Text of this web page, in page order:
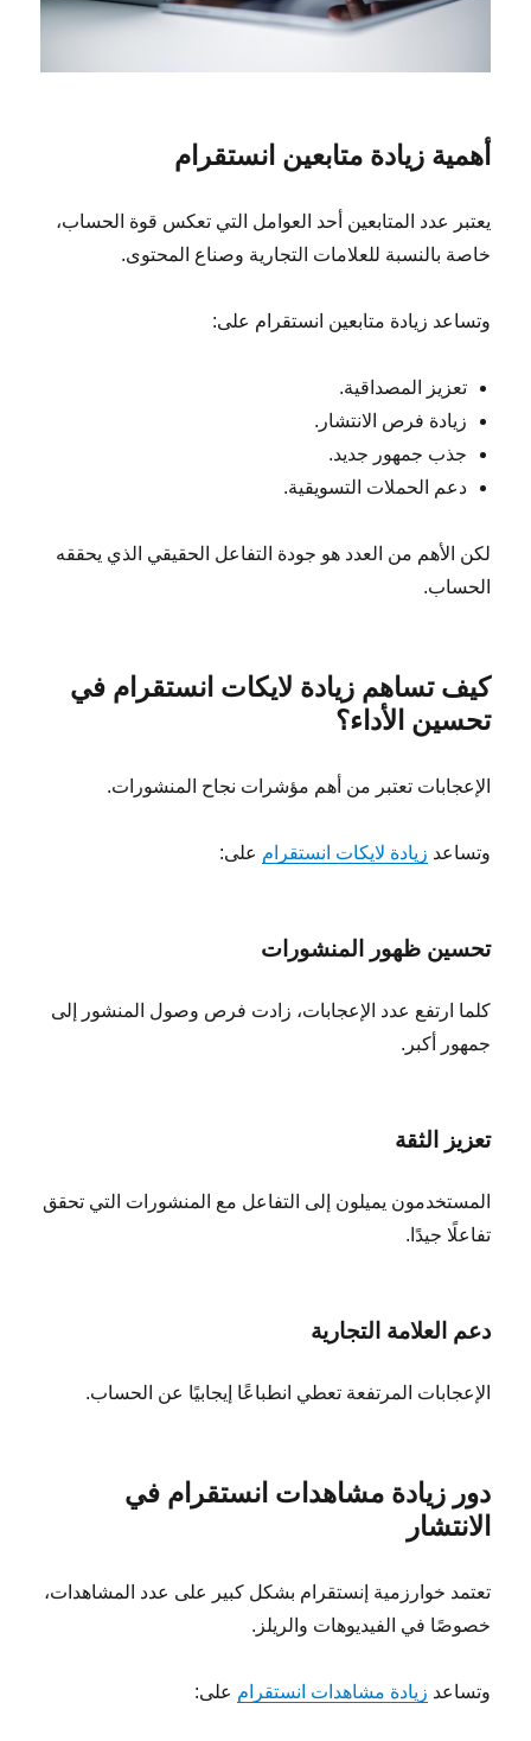
أهمية زيادة متابعين انستقرام
يعتبر عدد المتابعين أحد العوامل التي تعكس قوة الحساب،
خاصة بالنسبة للعلامات التجارية وصناع المحتوى.
وتساعد زيادة متابعين انستقرام على:
تعزيز المصداقية.
زيادة فرص الانتشار.
جذب جمهور جديد.
دعم الحملات التسويقية.
لكن الأهم من العدد هو جودة التفاعل الحقيقي الذي يحققه
الحساب.
كيف تساهم زيادة لايكات انستقرام في
تحسين الأداء؟
الإعجابات تعتبر من أهم مؤشرات نجاح المنشورات.
وتساعد زيادة لايكات انستقرام على:
تحسين ظهور المنشورات
كلما ارتفع عدد الإعجابات، زادت فرص وصول المنشور إلى
جمهور أكبر.
تعزيز الثقة
المستخدمون يميلون إلى التفاعل مع المنشورات التي تحقق
تفاعلًا جيدًا.
دعم العلامة التجارية
الإعجابات المرتفعة تعطي انطباعًا إيجابيًا عن الحساب.
دور زيادة مشاهدات انستقرام في
الانتشار
تعتمد خوارزمية إنستقرام بشكل كبير على عدد المشاهدات،
خصوصًا في الفيديوهات والريلز.
وتساعد زيادة مشاهدات انستقرام على: